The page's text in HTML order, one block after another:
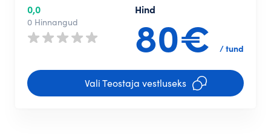
Vali Teostaja vestluseks
Hind
80€ / tund
0,0
0 Hinnangud